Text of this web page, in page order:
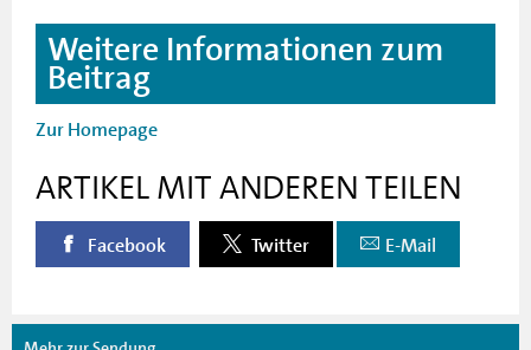
Weitere Informationen zum
Beitrag
Zur Homepage
ARTIKEL MIT ANDEREN TEILEN
Facebook Twitter E-Mail